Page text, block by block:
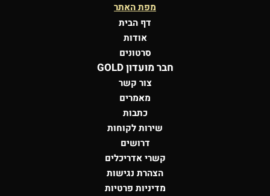
מפת האתר
דף הבית
אודות
סרטונים
חבר מועדון GOLD
צור קשר
מאמרים
כתבות
שירות לקוחות
דרושים
קשרי אדריכלים
הצהרת נגישות
מדיניות פרטיות